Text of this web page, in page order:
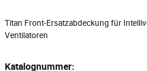
Titan Front-Ersatzabdeckung für
Ventilatoren
Katalognummer: